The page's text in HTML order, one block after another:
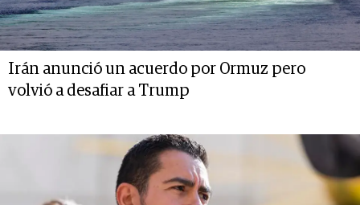
Irán anunció un acuerdo por Ormuz pero
volvió a desafiar a Trump